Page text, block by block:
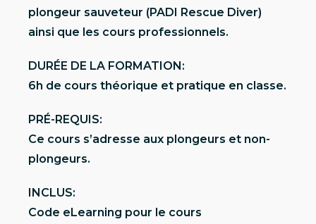
plongeur sauveteur (PADI Rescue Diver)
ainsi que les cours professionnels.
DURÉE DE LA FORMATION:
6h de cours théorique et pratique en classe.
PRÉ-REQUIS:
Ce cours s’adresse aux plongeurs et non-
plongeurs.
INCLUS:
Code eLearning pour le cours